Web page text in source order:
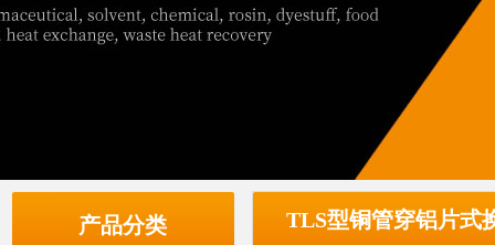
产品分类 TLS型铜管穿铝片式